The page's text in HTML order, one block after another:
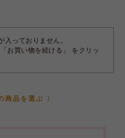
入っておりません。
お買い物を続ける」 をクリッ